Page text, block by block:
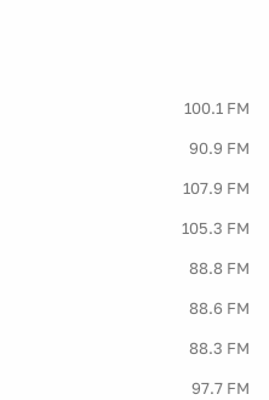
100.1 FM
90.9 FM
107.9 FM
105.3 FM
88.8 FM
88.6 FM
88.3 FM
97.7 FM